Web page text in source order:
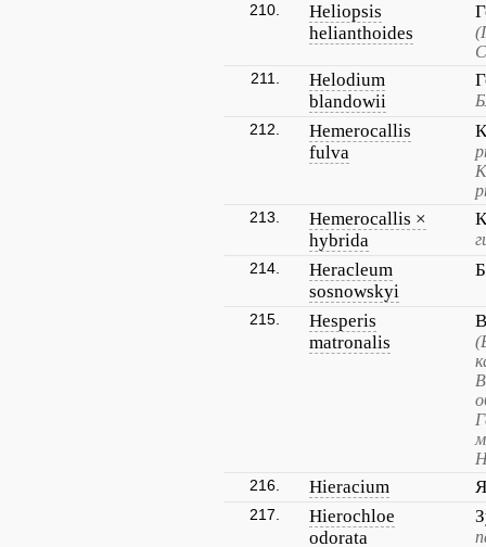
210.
Heliopsis
helianthoides
211.
Helodium
blandowii
212.
Hemerocallis
fulva
213.
Hemerocallis ×
hybrida
214.
Heracleum
sosnowskyi
215.
Hesperis
matronalis
216. Hieracium
217.
Hierochloe
odorata